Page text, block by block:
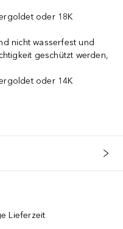
oder 18K
nicht wasserfest und
geschützt werden,
oder 14K
Lieferzeit